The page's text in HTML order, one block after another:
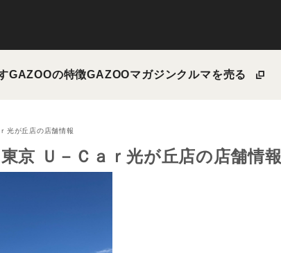
GAZOOの特徴GAZOOマガジンクルマを売る
光が丘店の店舗情報
京 Ｕ－Ｃａｒ光が丘店の店舗情報